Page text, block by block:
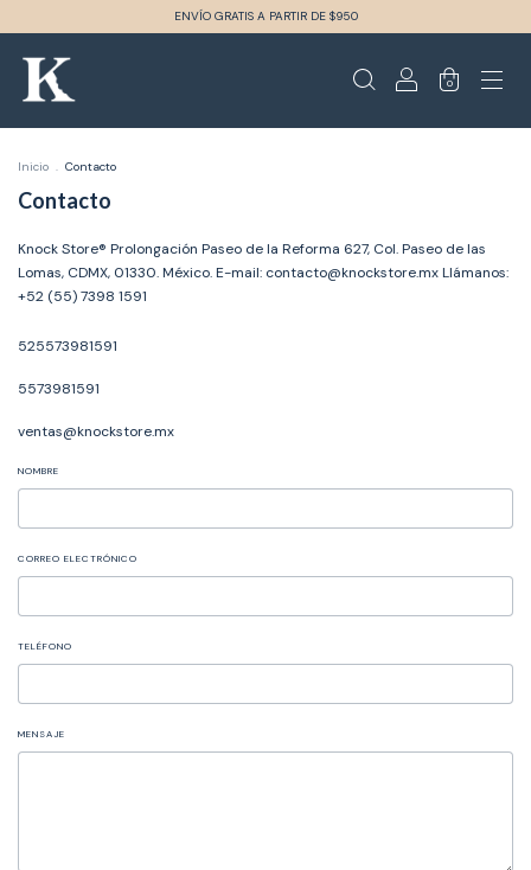
ENVÍO GRATIS A PARTIR DE $950
0
Inicio . Contacto
Contacto
Knock Store® Prolongación Paseo de la Reforma 627, Col. Paseo de las
Lomas, CDMX, 01330. México. E-mail: contacto@knockstore.mxLlámanos:
+52 (55) 7398 1591
525573981591
5573981591
ventas@knockstore.mx
NOMBRE
CORREO ELECTRÓNICO
TELÉFONO
MENSAJE